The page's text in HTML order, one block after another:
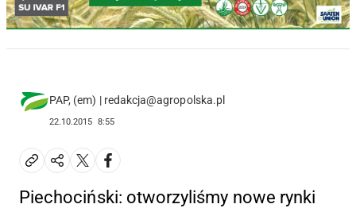
PAP, (em) | redakcja@agropolska.pl
22.10.2015 8:55
Piechociński: otworzyliśmy nowe rynki